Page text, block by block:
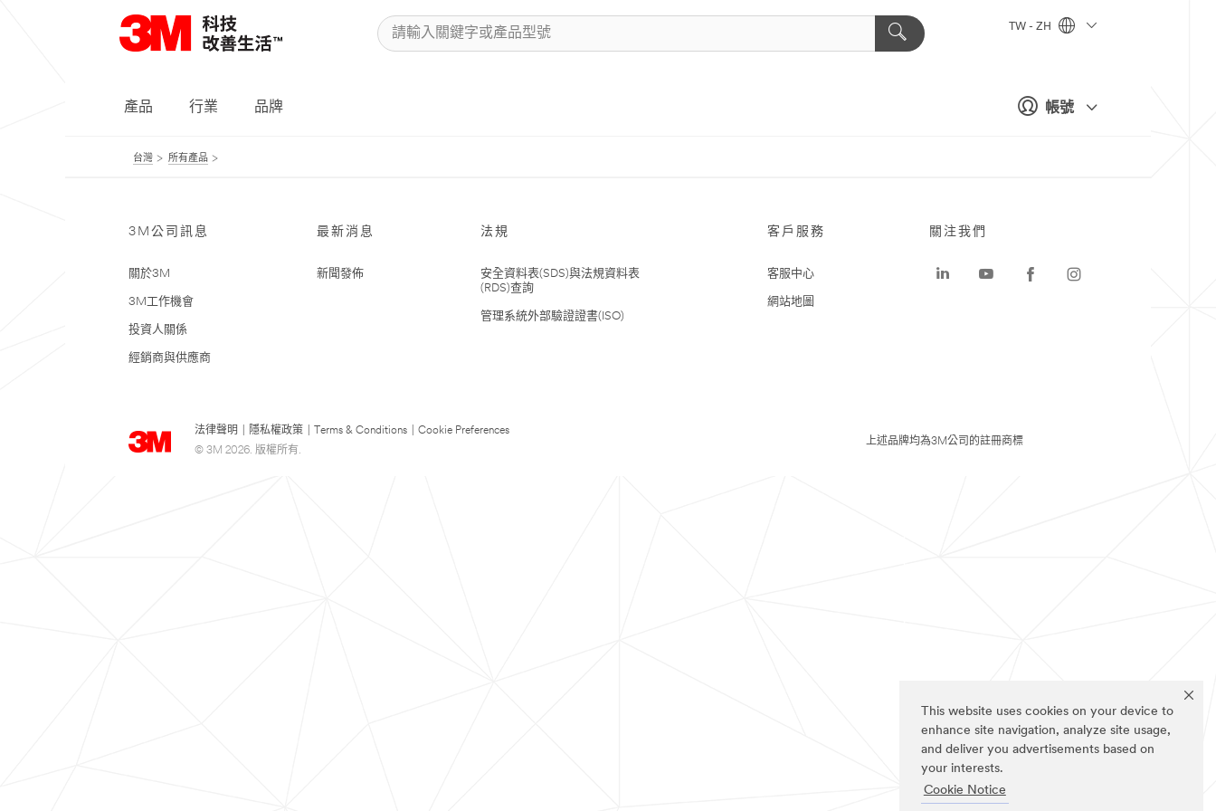
This website uses cookies on your device to
enhance site navigation, analyze site usage,
and deliver you advertisements based on
your interests.
Cookie Notice
帳號
TW - ZH
產品 行業 品牌
台灣 所有產品
3M公司訊息
關於3M
3M工作機會
投資人關係
經銷商與供應商
最新消息
新聞發佈
法規
安全資料表(SDS)與法規資料表
(RDS)查詢
管理系統外部驗證證書(ISO)
客戶服務
客服中心
網站地圖
法律聲明 隱私權政策 Terms & Conditions
Cookie Preferences
© 3M 2026. 版權所有.
關注我們
上述品牌均為3M公司的註冊商標